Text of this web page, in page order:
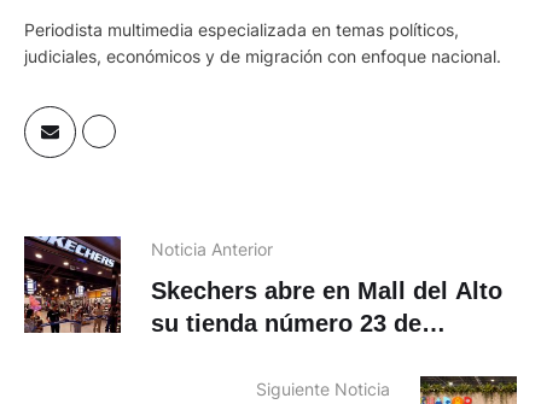
Periodista multimedia especializada en temas políticos,
judiciales, económicos y de migración con enfoque nacional.
Noticia Anterior
Skechers abre en Mall del Alto
su tienda número 23 de
Siguiente Noticia